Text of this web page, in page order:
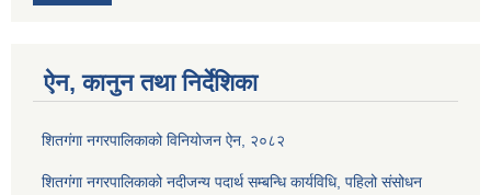
ऐन, कानुन तथा निर्देशिका
शितगंगा नगरपालिकाको विनियोजन ऐन, २०८२
शितगंगा नगरपालिकाको नदीजन्य पदार्थ सम्बन्धि कार्यविधि, पहिलो संसोधन